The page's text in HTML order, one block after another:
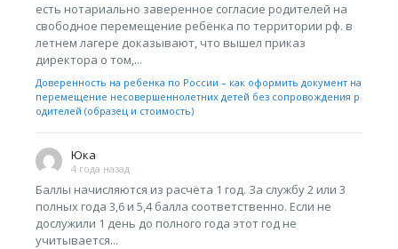
есть нотариально заверенное согласие родителей на
свободное перемещение ребёнка по территории рф. в
летнем лагере доказывают, что вышел приказ
директора о том,...
Доверенность на ребенка по России – как оформить документ на
перемещение несовершеннолетних детей без сопровождения р
одителей (образец и стоимость)
Юка
4 года назад
Баллы начисляются из расчёта 1 год. За службу 2 или 3
полных года 3,6 и 5,4 балла соответственно. Если не
дослужили 1 день до полного года этот год не
учитывается...